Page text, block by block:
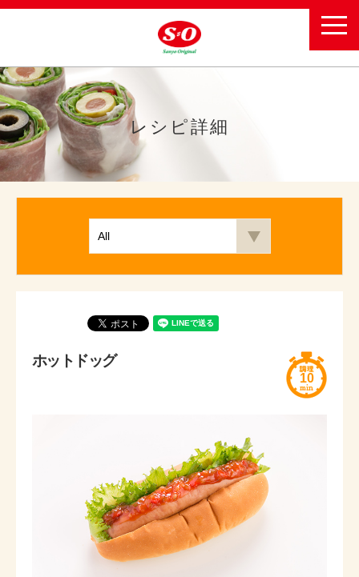
レシピ詳細
ホットドッグ
10